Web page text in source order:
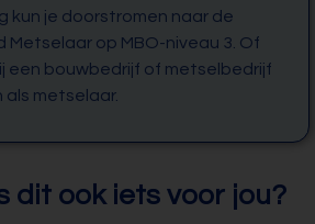
kun je doorstromen naar de
Metselaar op MBO-niveau 3. Of
een bouwbedrijf of metselbedrijf
als metselaar.
dit ook iets voor jou?